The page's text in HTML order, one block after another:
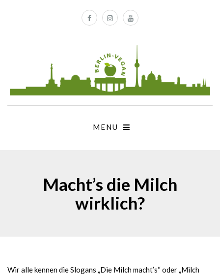
MENU
Macht’s die Milch
wirklich?
Wir alle kennen die Slogans „Die Milch macht’s“ oder „Milch